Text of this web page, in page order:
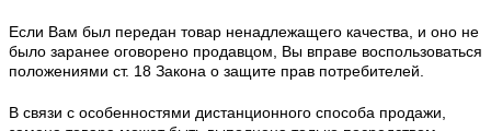
Если Вам был передан товар ненадлежащего качества, и оно не
было заранее оговорено продавцом, Вы вправе воспользоваться
положениями ст. 18 Закона о защите прав потребителей.
В связи с особенностями дистанционного способа продажи,